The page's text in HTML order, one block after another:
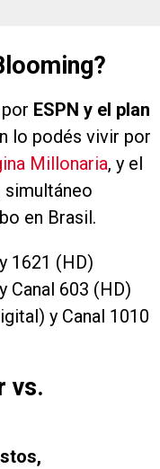
ESPN y el plan
lo podés vivir por
Millonaria, y el
simultáneo
en Brasil.
1621 (HD)
Canal 603 (HD)
y Canal 1010
vs.